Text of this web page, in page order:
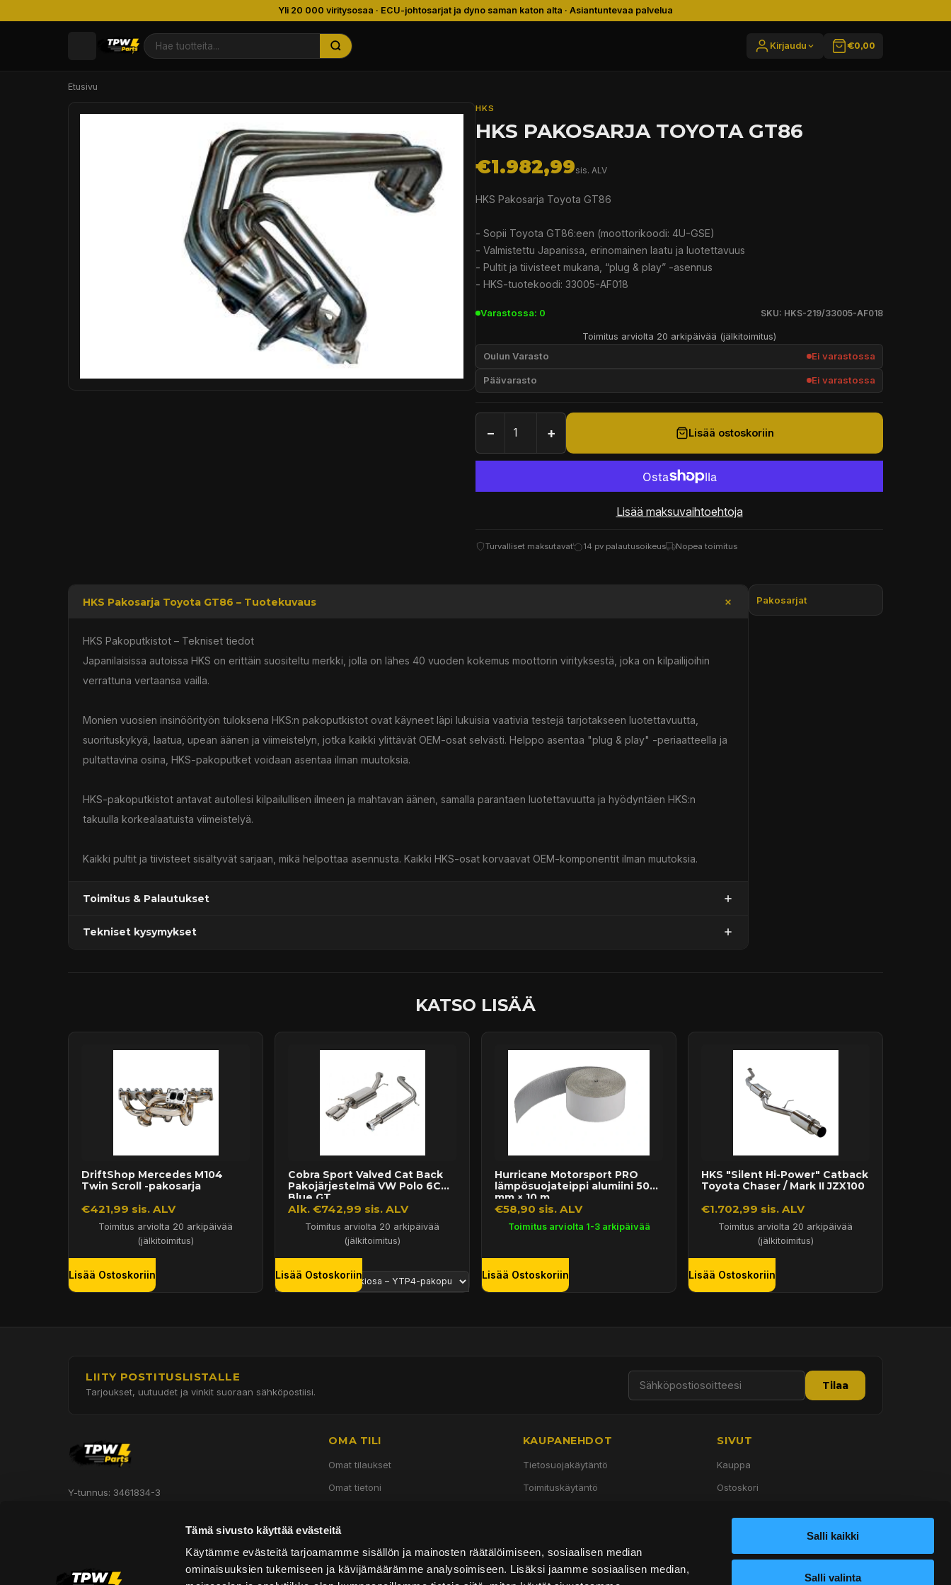
Tämä sivusto käyttää evästeitä
Käytämme evästeitä tarjoamamme sisällön ja mainosten räätälöimiseen, sosiaalisen median
ominaisuuksien tukemiseen ja kävijämäärämme analysoimiseen. Lisäksi jaamme sosiaalisen median,
Salli kaikki
Salli valinta
Yli 20 000 viritysosaa · ECU-johtosarjat ja dyno saman katon alta · Asiantuntevaa palvelua
Kirjaudu €0,00
Etusivu
HKS
HKS PAKOSARJA TOYOTA GT86
€1.982,99sis. ALV
HKS Pakosarja Toyota GT86
- Sopii Toyota GT86:een (moottorikoodi: 4U-GSE)
- Valmistettu Japanissa, erinomainen laatu ja luotettavuus
- Pultit ja tiivisteet mukana, “plug & play” -asennus
- HKS-tuotekoodi: 33005-AF018
Varastossa: 0 SKU: HKS-219/33005-AF018
Toimitus arviolta 20 arkipäivää (jälkitoimitus)
Oulun Varasto Ei varastossa
Päävarasto Ei varastossa
− + Lisää ostoskoriin
Lisää maksuvaihtoehtoja
Turvalliset maksutavat 14 pv palautusoikeus Nopea toimitus
HKS Pakosarja Toyota GT86 – Tuotekuvaus
HKS Pakoputkistot – Tekniset tiedot
Japanilaisissa autoissa HKS on erittäin suositeltu merkki, jolla on lähes 40 vuoden kokemus moottorin virityksestä, joka on kilpailijoihin
verrattuna vertaansa vailla.
Monien vuosien insinöörityön tuloksena HKS:n pakoputkistot ovat käyneet läpi lukuisia vaativia testejä tarjotakseen luotettavuutta,
suorituskykyä, laatua, upean äänen ja viimeistelyn, jotka kaikki ylittävät OEM-osat selvästi. Helppo asentaa "plug & play" -periaatteella ja
pultattavina osina, HKS-pakoputket voidaan asentaa ilman muutoksia.
HKS-pakoputkistot antavat autollesi kilpailullisen ilmeen ja mahtavan äänen, samalla parantaen luotettavuutta ja hyödyntäen HKS:n
takuulla korkealaatuista viimeistelyä.
Kaikki pultit ja tiivisteet sisältyvät sarjaan, mikä helpottaa asennusta. Kaikki HKS-osat korvaavat OEM-komponentit ilman muutoksia.
Toimitus & Palautukset
Tekniset kysymykset
Pakosarjat
KATSO LISÄÄ
DriftShop Mercedes M104
Twin Scroll -pakosarja
€421,99 sis. ALV
Toimitus arviolta 20 arkipäivää
(jälkitoimitus)
Lisää Ostoskoriin
Cobra Sport Valved Cat Back
Pakojärjestelmä VW Polo 6C
Blue GT...
Alk. €742,99 sis. ALV
Toimitus arviolta 20 arkipäivää
(jälkitoimitus)
Lisää Ostoskoriin
Hurricane Motorsport PRO
lämpösuojateippi alumiini 50
mm × 10 m
€58,90 sis. ALV
Toimitus arviolta 1-3 arkipäivää
Lisää Ostoskoriin
HKS "Silent Hi-Power" Catback
Toyota Chaser / Mark II JZX100
€1.702,99 sis. ALV
Toimitus arviolta 20 arkipäivää
(jälkitoimitus)
Lisää Ostoskoriin
LIITY POSTITUSLISTALLE
Tarjoukset, uutuudet ja vinkit suoraan sähköpostiisi.
Tilaa
Y-tunnus: 3461834-3
Asiakaspalvelu:
OMA TILI
Omat tilaukset
Omat tietoni
KAUPANEHDOT
Tietosuojakäytäntö
Toimituskäytäntö
SIVUT
Kauppa
Ostoskori
Yhteystiedot